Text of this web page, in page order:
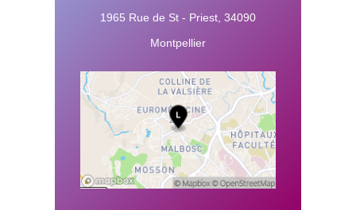
1965 Rue de St - Priest, 34090
Montpellier